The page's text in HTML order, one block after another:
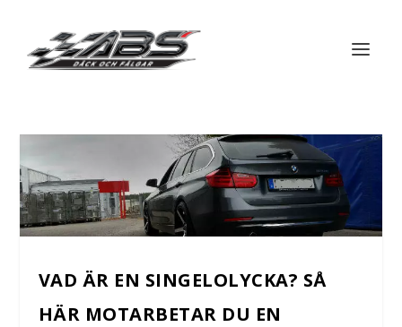
VAD ÄR EN SINGELOLYCKA? SÅ
HÄR MOTARBETAR DU EN